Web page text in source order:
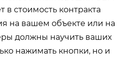
в стоимость контракта
на вашем объекте или на
должны научить ваших
нажимать кнопки, но и